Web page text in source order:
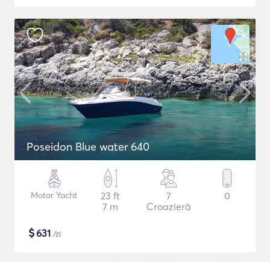
Poseidon Blue water 640
Motor Yacht
23 ft
7 m
7
Croazieră
0
$631 /zi